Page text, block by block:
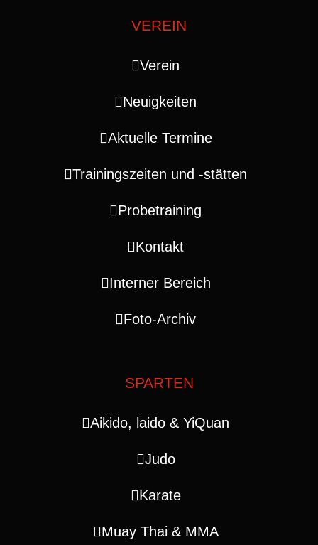
VEREIN
Verein
Neuigkeiten
Aktuelle Termine
Trainingszeiten und ‑stätten
Probetraining
Kontakt
Interner Bereich
Foto-Archiv
SPARTEN
Aikido, laido & YiQuan
Judo
Karate
Muay Thai & MMA